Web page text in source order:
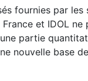
fournies par les
et IDOL
partie
nouvelle base